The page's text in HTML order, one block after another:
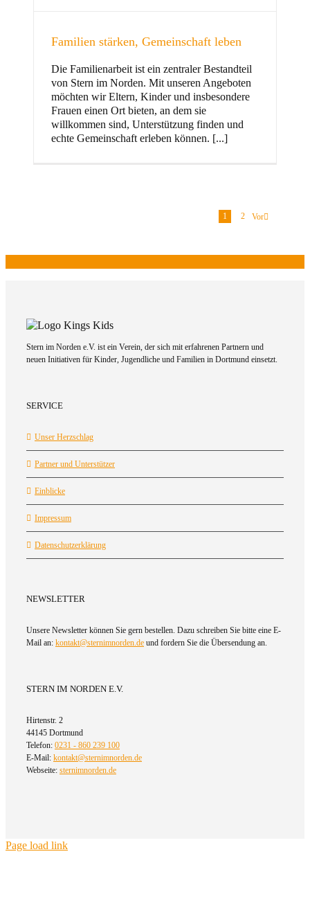
Familien stärken, Gemeinschaft leben
Die Familienarbeit ist ein zentraler Bestandteil
von Stern im Norden. Mit unseren Angeboten
möchten wir Eltern, Kinder und insbesondere
Frauen einen Ort bieten, an dem sie
willkommen sind, Unterstützung finden und
echte Gemeinschaft erleben können. [...]
1 2 Vor
Stern im Norden e.V. ist ein Verein, der sich mit erfahrenen Partnern und
neuen Initiativen für Kinder, Jugendliche und Familien in Dortmund einsetzt.
SERVICE
Unser Herzschlag
Partner und Unterstützer
Einblicke
Impressum
Datenschutzerklärung
NEWSLETTER
Unsere Newsletter können Sie gern bestellen. Dazu schreiben Sie bitte eine E-
Mail an: kontakt@sternimnorden.de und fordern Sie die Übersendung an.
STERN IM NORDEN E.V.
Hirtenstr. 2
44145 Dortmund
Telefon: 0231 - 860 239 100
E-Mail: kontakt@sternimnorden.de
Webseite: sternimnorden.de
Page load link